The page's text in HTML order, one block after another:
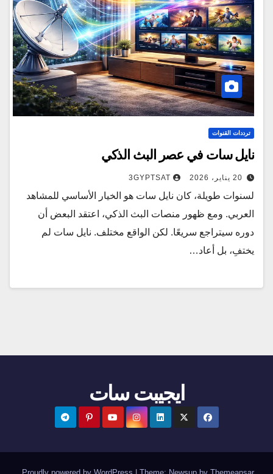
ترددات القنوات
نايل سات في عصر البث الذكي
20 يناير، 2026 3GYPTSAT
لسنوات طويلة، كان نايل سات هو الخيار الأساسي للمشاهد
العربي. ومع ظهور منصات البث الذكي، اعتقد البعض أن
دوره سيتراجع سريعًا. لكن الواقع مختلف. نايل سات لم
يختفِ، بل أعاد…
ايجيبت سات